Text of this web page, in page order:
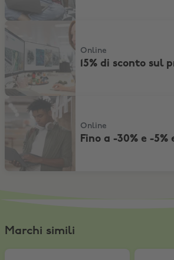
15% di sconto sul prezzo pieno
Online
15% di sconto sul
Fino a -30% e -5% extra
Online
Fino a -30% e -5%
Marchi simili
Lenovo HP
Fino